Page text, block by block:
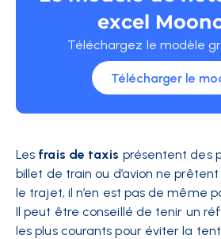
excel
Téléchargez le modèle
Télécharger le
Les frais de taxis présentent des
billet de train ou d’avion ne
le trajet, il n’en est pas de même
Il peut être conseillé de tenir un
les plus courants pour éviter la